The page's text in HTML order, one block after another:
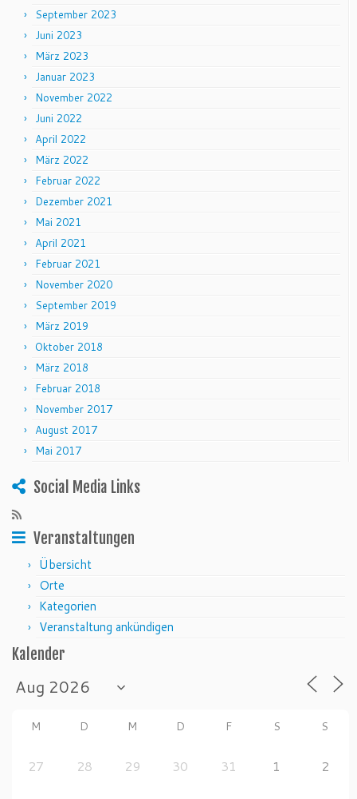
September 2023
Juni 2023
März 2023
Januar 2023
November 2022
Juni 2022
April 2022
März 2022
Februar 2022
Dezember 2021
Mai 2021
April 2021
Februar 2021
November 2020
September 2019
März 2019
Oktober 2018
März 2018
Februar 2018
November 2017
August 2017
Mai 2017
Social Media Links
Veranstaltungen
Übersicht
Orte
Kategorien
Veranstaltung ankündigen
Kalender
M D M D F S S
27 28 29 30 31 1 2